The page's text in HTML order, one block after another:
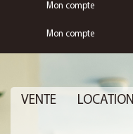
Mon compte
Mon compte
VENTE LOCATION